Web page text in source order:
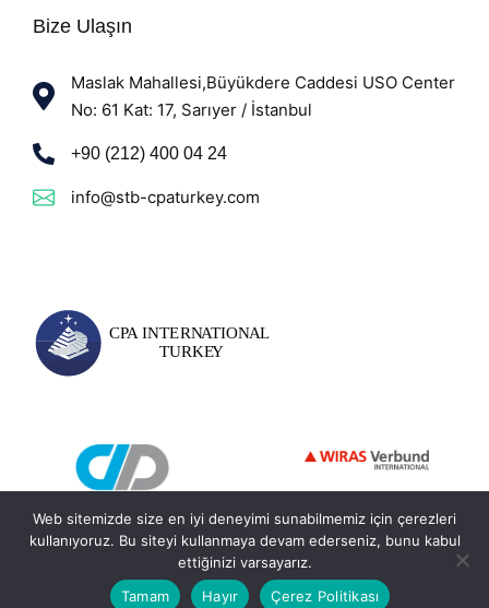
Bize Ulaşın
Maslak Mahallesi,Büyükdere Caddesi USO Center
No: 61 Kat: 17, Sarıyer / İstanbul
+90 (212) 400 04 24
info@stb-cpaturkey.com
© 2026 - STB CPA International Turkey. Tüm Hakları Saklıdır.
Web sitemizde size en iyi deneyimi sunabilmemiz için çerezleri
kullanıyoruz. Bu siteyi kullanmaya devam ederseniz, bunu kabul
ettiğinizi varsayarız.
Tamam
Hayır Çerez Politikası